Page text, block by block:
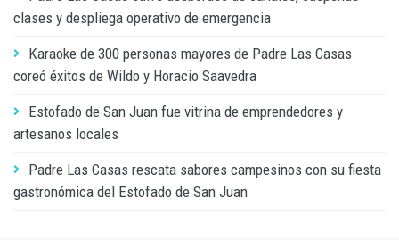
clases y despliega operativo de emergencia
Karaoke de 300 personas mayores de Padre Las Casas
coreó éxitos de Wildo y Horacio Saavedra
Estofado de San Juan fue vitrina de emprendedores y
artesanos locales
Padre Las Casas rescata sabores campesinos con su fiesta
gastronómica del Estofado de San Juan